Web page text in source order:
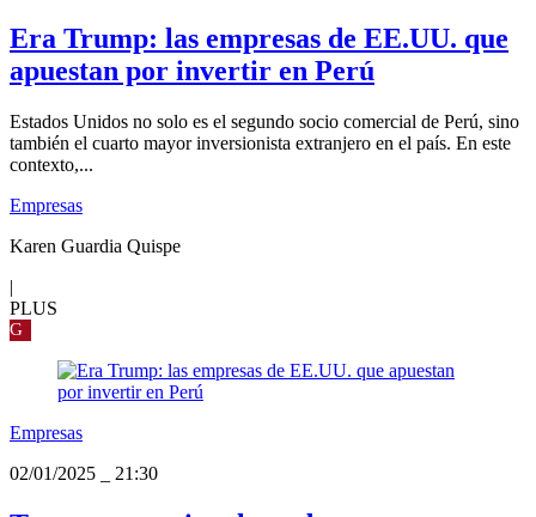
Era Trump: las empresas de EE.UU. que
apuestan por invertir en Perú
Estados Unidos no solo es el segundo socio comercial de Perú, sino
también el cuarto mayor inversionista extranjero en el país. En este
contexto,...
Empresas
Karen Guardia Quispe
|
PLUS
G
Empresas
02/01/2025
21:30